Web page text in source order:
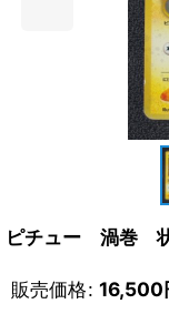
ピチュー 渦巻
販売価格: 16,500